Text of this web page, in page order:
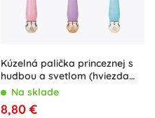
Kúzelná palička princeznej s
hudbou a svetlom (hviezda
alebo mesiac)
Na sklade
8,80 €